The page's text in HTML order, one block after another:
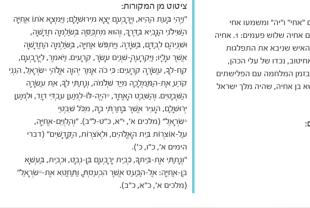
"אחי" ו"יה" ומשמעו אחי
האלוהים. בתנ"ך מוזכר השם אחיה שלוש פעמים: 1. אחיה
שניבא את התפלגות
אחיה בן אחיטוב, נכדו של עלי הכהן,
המלחמה עם הפלישתים
הקודש. 3. בעשא בן אחיה, שהיה מלך ישראל
ציטוט מן המקורות:
"וַיְהִי בָּעֵת הַהִיא, וְיָרָבְעָם יָצָא מִירוּשָׁלִָם; וַיִּמְצָא אֹתוֹ אֲחִיָּה
הַשִּׁילֹנִי הַנָּבִיא בַּדֶּרֶךְ, וְהוּא מִתְכַּסֶּה בְּשַׂלְמָה חֲדָשָׁה,
וּשְׁנֵיהֶם לְבַדָּם, בַּשָּׂדֶה. וַיִּתְפֹּשׂ אֲחִיָּה, בַּשַּׂלְמָה הַחֲדָשָׁה
אֲשֶׁר עָלָיו; וַיִּקְרָעֶהָ–שְׁנֵים עָשָׂר, קְרָעִים. וַיֹּאמֶר, לְיָרָבְעָם,
קַח-לְךָ, עֲשָׂרָה קְרָעִים: כִּי כֹה אָמַר יְהוָה אֱלֹהֵי יִשְׂרָאֵל, הִנְנִי
קֹרֵעַ אֶת-הַמַּמְלָכָה מִיַּד שְׁלֹמֹה, וְנָתַתִּי לְךָ, אֵת עֲשָׂרָה
הַשְּׁבָטִים. וְהַשֵּׁבֶט הָאֶחָד, יִהְיֶה-לּוֹ–לְמַעַן עַבְדִּי דָוִד, וּלְמַעַן
יְרוּשָׁלִַם, הָעִיר אֲשֶׁר בָּחַרְתִּי בָהּ, מִכֹּל שִׁבְטֵי
יִשְׂרָאֵל" (מלכים א', י"א, כ"ט-ל"ב). "וְהַלְוִיִּם–אֲחִיָּה,
עַל-אוֹצְרוֹת בֵּית הָאֱלֹהִים, וּלְאֹצְרוֹת, הַקֳּדָשִׁים" (דברי
הימים א', כ"ו, כ').
"וְנָתַתִּי אֶת-בֵּיתְךָ, כְּבֵית יָרָבְעָם בֶּן-נְבָט, וּכְבֵית, בַּעְשָׁא
בֶן-אֲחִיָּה: אֶל-הַכַּעַס אֲשֶׁר הִכְעַסְתָּ, וַתַּחֲטִא אֶת-יִשְׂרָאֵל"
(מלכים א', כ"א, כ"ב).